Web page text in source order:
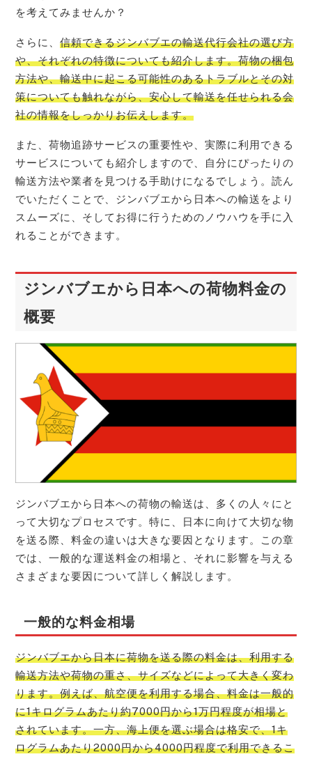
を考えてみませんか？
さらに、信頼できるジンバブエの輸送代行会社の選び方
や、それぞれの特徴についても紹介します。荷物の梱包
方法や、輸送中に起こる可能性のあるトラブルとその対
策についても触れながら、安心して輸送を任せられる会
社の情報をしっかりお伝えします。
また、荷物追跡サービスの重要性や、実際に利用できる
サービスについても紹介しますので、自分にぴったりの
輸送方法や業者を見つける手助けになるでしょう。読ん
でいただくことで、ジンバブエから日本への輸送をより
スムーズに、そしてお得に行うためのノウハウを手に入
れることができます。
ジンバブエから日本への荷物料金の
概要
ジンバブエから日本への荷物の輸送は、多くの人々にと
って大切なプロセスです。特に、日本に向けて大切な物
を送る際、料金の違いは大きな要因となります。この章
では、一般的な運送料金の相場と、それに影響を与える
さまざまな要因について詳しく解説します。
一般的な料金相場
ジンバブエから日本に荷物を送る際の料金は、利用する
輸送方法や荷物の重さ、サイズなどによって大きく変わ
ります。例えば、航空便を利用する場合、料金は一般的
に1キログラムあたり約7000円から1万円程度が相場と
されています。一方、海上便を選ぶ場合は格安で、1キ
ログラムあたり2000円から4000円程度で利用できるこ